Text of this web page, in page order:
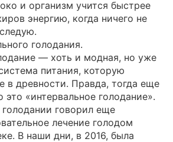
и организм учится быстрее
энергию, когда ничего не
голодания.
— хоть и модная, но уже
питания, которую
в древности. Правда, тогда еще
это «интервальное голодание».
говорил еще
лечение голодом
В наши дни, в 2016, была